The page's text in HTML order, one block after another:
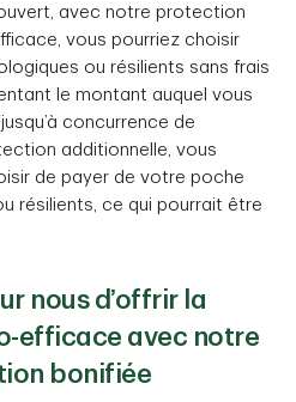
avec notre protection
vous pourriez choisir
ou résilients sans frais
le montant auquel vous
concurrence de
additionnelle, vous
de payer de votre poche
résilients, ce qui pourrait être
nous d’offrir la
efficace avec notre
bonifiée